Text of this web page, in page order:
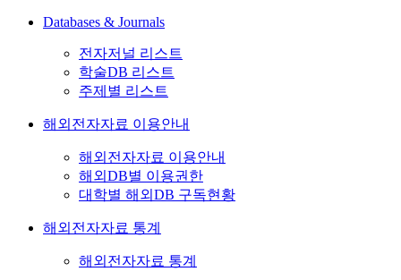
Databases & Journals
전자저널 리스트
학술DB 리스트
주제별 리스트
해외전자자료 이용안내
해외전자자료 이용안내
해외DB별 이용권한
대학별 해외DB 구독현황
해외전자자료 통계
해외전자자료 통계